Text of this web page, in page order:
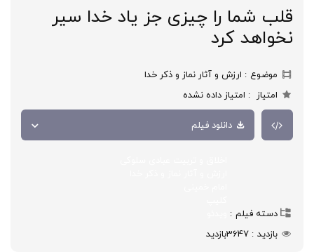
قلب شما را چیزی جز یاد خدا سیر
نخواهد کرد
موضوع
ارزش و آثار نماز و ذکر خدا
امتیاز
امتیاز داده نشده
دانلود فیلم
دسته فیلم
بازدید
3647بازدید